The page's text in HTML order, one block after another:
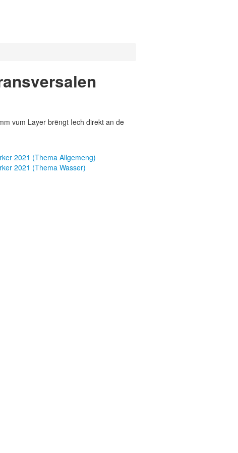
vum Layer brëngt Iech direkt an de
2021 (Thema Allgemeng)
2021 (Thema Wasser)